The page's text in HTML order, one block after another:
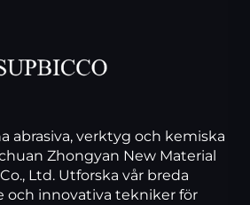
abrasiva, verktyg och kemiska
Zhongyan New Material
Ltd. Utforska vår breda
och innovativa tekniker för